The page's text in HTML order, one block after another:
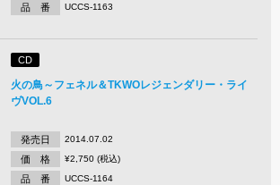
品 番 UCCS-1163
CD
火の鳥～フェネル＆TKWOレジェンダリー・ライ
ヴVOL.6
発売日 2014.07.02
価 格 ¥2,750 (税込)
品 番 UCCS-1164